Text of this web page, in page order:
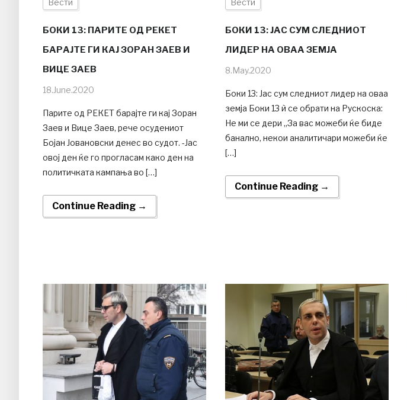
БОКИ 13: ПАРИТЕ ОД РЕКЕТ
БАРАЈТЕ ГИ КАЈ ЗОРАН ЗАЕВ И
ВИЦЕ ЗАЕВ
18.June.2020
Парите од РЕКЕТ барајте ги кај Зоран
Заев и Вице Заев, рече осудениот
Бојан Јовановски денес во судот. -Јас
овој ден ќе го прогласам како ден на
политичката кампања во […]
Continue Reading →
БОКИ 13: ЈАС СУМ СЛЕДНИОТ
ЛИДЕР НА ОВАА ЗЕМЈА
8.May.2020
Боки 13: Јас сум следниот лидер на оваа
земја Боки 13 ѝ се обрати на Рускоска:
Не ми се дери „За вас можеби ќе биде
банално, некои аналитичари можеби ќе
[…]
Continue Reading →